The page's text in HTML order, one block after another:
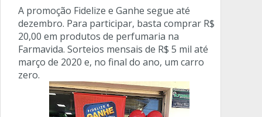
A promoção Fidelize e Ganhe segue até
dezembro. Para participar, basta comprar R$
20,00 em produtos de perfumaria na
Farmavida. Sorteios mensais de R$ 5 mil até
março de 2020 e, no final do ano, um carro
zero.